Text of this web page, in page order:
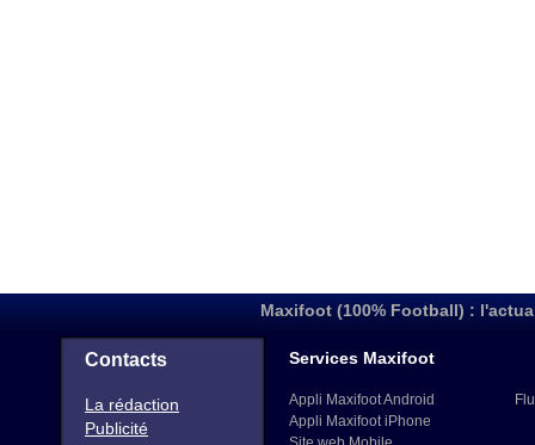
Maxifoot (100% Football) :
Contacts
La rédaction
Publicité
Services Maxifoot
Appli Maxifoot Android
Appli Maxifoot iPhone